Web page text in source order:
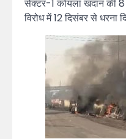
सेक्टर-1 कोयला खदान की
विरोध में 12 दिसंबर से धरना